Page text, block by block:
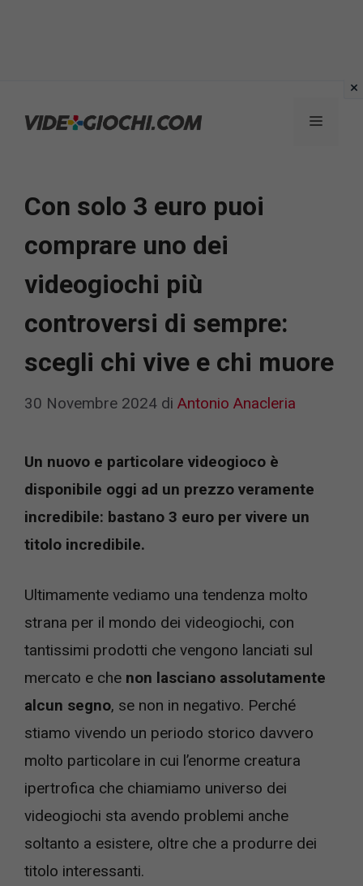
Menu
Con solo 3 euro puoi
comprare uno dei
videogiochi più
controversi di sempre:
scegli chi vive e chi muore
30 Novembre 2024 di Antonio Anacleria
Un nuovo e particolare videogioco è
disponibile oggi ad un prezzo veramente
incredibile: bastano 3 euro per vivere un
titolo incredibile.
Ultimamente vediamo una tendenza molto
strana per il mondo dei videogiochi, con
tantissimi prodotti che vengono lanciati sul
mercato e che non lasciano assolutamente
alcun segno, se non in negativo. Perché
stiamo vivendo un periodo storico davvero
molto particolare in cui l’enorme creatura
ipertrofica che chiamiamo universo dei
videogiochi sta avendo problemi anche
soltanto a esistere, oltre che a produrre dei
titolo interessanti.